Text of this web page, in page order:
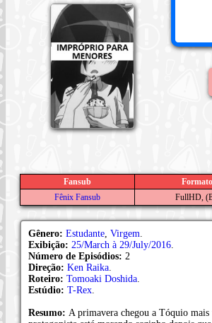
Fansub
Fênix Fansub
FullHD,
Gênero: Estudante Virgem
Exibição: 25/March à 29/July/2016
Número de Episódios: 2
Direção: Ken Raika
Roteiro: Tomoaki Doshida
Estúdio: T-Rex
Resumo: A primavera chegou a Tóquio mais